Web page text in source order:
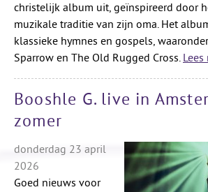
christelijk album uit, geïnspireerd door
muzikale traditie van zijn oma. Het
klassieke hymnes en gospels,
Sparrow en The Old Rugged Cross. Lees
Booshle G. live in
zomer
donderdag 23 april
2026
Goed nieuws voor